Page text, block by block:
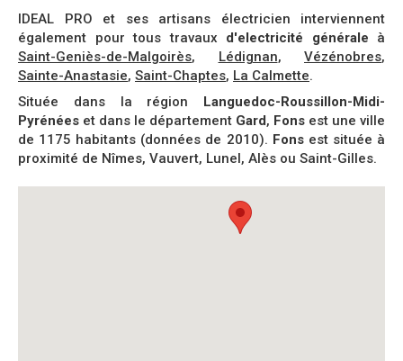
IDEAL PRO et ses artisans électricien interviennent
également pour tous travaux d'electricité générale à
Saint-Geniès-de-Malgoirès, Lédignan, Vézénobres,
Sainte-Anastasie, Saint-Chaptes, La Calmette.
Située dans la région Languedoc-Roussillon-Midi-
Pyrénées et dans le département Gard, Fons est une ville
de 1175 habitants (données de 2010). Fonsest située à
proximité de Nîmes, Vauvert, Lunel, Alès ou Saint-Gilles.